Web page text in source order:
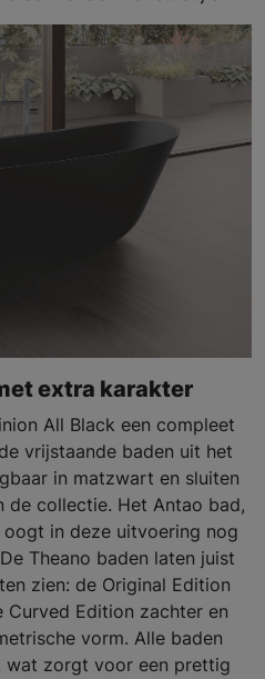
extra karakter
All Black een compleet
vrijstaande baden uit het
in matzwart en sluiten
de collectie. Het Antao bad,
in deze uitvoering nog
Theano baden laten juist
zien: de Original Edition
Curved Edition zachter en
vorm. Alle baden
wat zorgt voor een prettig